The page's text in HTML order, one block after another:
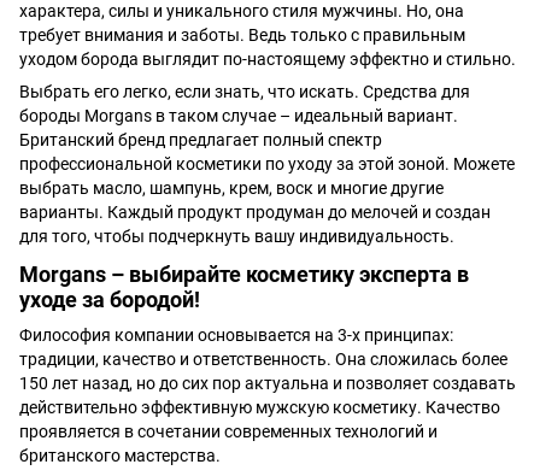
характера, силы и уникального стиля мужчины. Но, она
требует внимания и заботы. Ведь только с правильным
уходом борода выглядит по-настоящему эффектно и стильно.
Выбрать его легко, если знать, что искать. Средства для
бороды Morgans в таком случае – идеальный вариант.
Британский бренд предлагает полный спектр
профессиональной косметики по уходу за этой зоной. Можете
выбрать масло, шампунь, крем, воск и многие другие
варианты. Каждый продукт продуман до мелочей и создан
для того, чтобы подчеркнуть вашу индивидуальность.
Morgans – выбирайте косметику эксперта в
уходе за бородой!
Философия компании основывается на 3-х принципах:
традиции, качество и ответственность. Она сложилась более
150 лет назад, но до сих пор актуальна и позволяет создавать
действительно эффективную мужскую косметику. Качество
проявляется в сочетании современных технологий и
британского мастерства.